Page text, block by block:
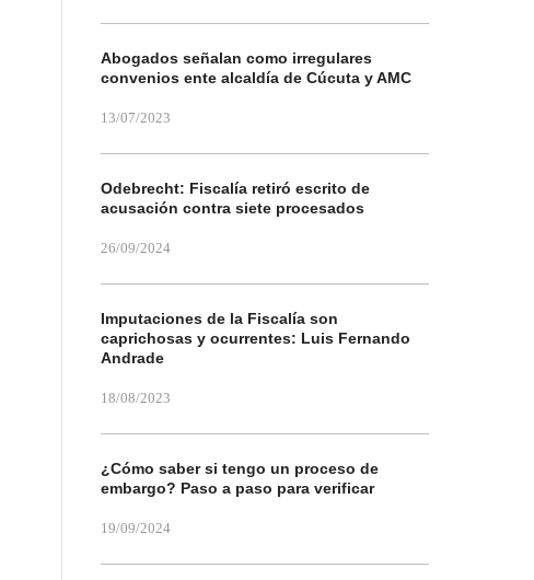
Abogados señalan como irregulares
convenios ente alcaldía de Cúcuta y AMC
13/07/2023
Odebrecht: Fiscalía retiró escrito de
acusación contra siete procesados
26/09/2024
Imputaciones de la Fiscalía son
caprichosas y ocurrentes: Luis Fernando
Andrade
18/08/2023
¿Cómo saber si tengo un proceso de
embargo? Paso a paso para verificar
19/09/2024